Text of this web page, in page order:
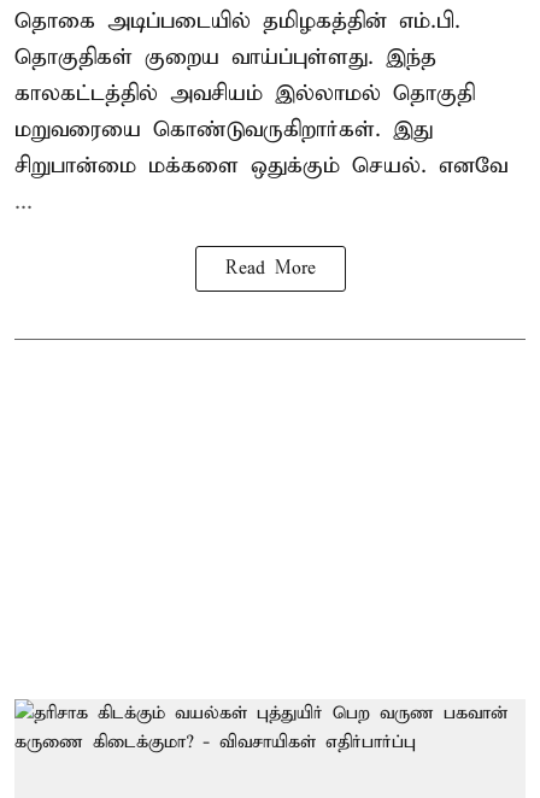
தொகை அடிப்படையில் தமிழகத்தின் எம்.பி.
தொகுதிகள் குறைய வாய்ப்புள்ளது. இந்த
காலகட்டத்தில் அவசியம் இல்லாமல் தொகுதி
மறுவரையை கொண்டுவருகிறார்கள். இது
சிறுபான்மை மக்களை ஒதுக்கும் செயல். எனவே
...
Read More